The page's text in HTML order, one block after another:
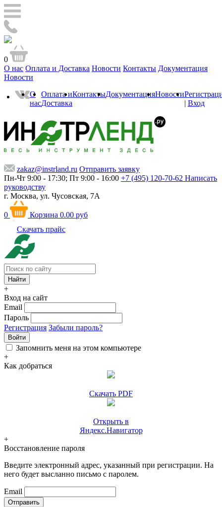
0
О нас Оплата и Доставка Новости Контакты Документация
Новости
О
нас
Оплата и
Доставка
КонтактыДокументацияНовости
| Вход
zakaz@instrland.ru Отправить заявку
Пн-Чт 9:00 - 17:30; Пт 9:00 - 16:00 +7 (495) 120-70-62 Написать
руководству
г. Москва, ул. Чусовская, 7А
0 Корзина 0.00 руб
Скачать прайс
+
Вход на сайт
Email
Пароль
Регистрация Забыли пароль?
Войти
Запомнить меня на этом компьютере
+
Как добраться
Скачать PDF
Открыть в
Яндекс.Навигатор
+
Восстановление пароля
Введите электронный адрес, указанный при регистрации. На
него будет высланно письмо с паролем.
Email